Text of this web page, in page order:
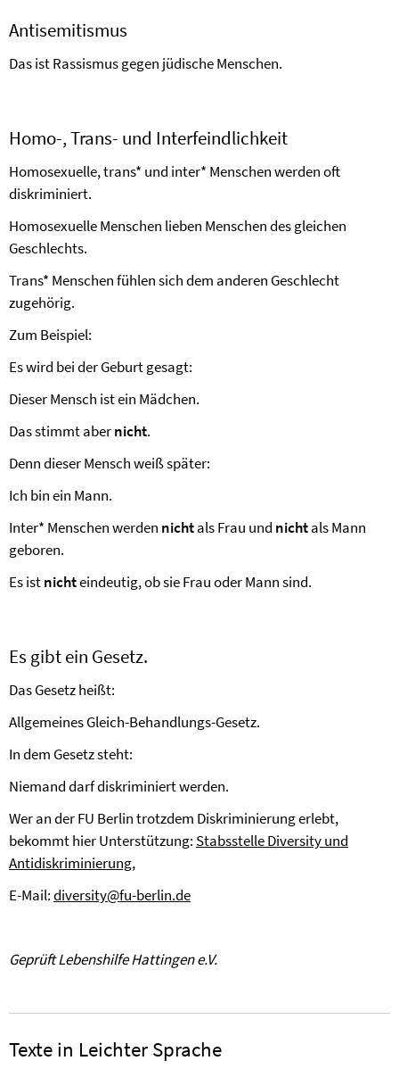
Antisemitismus
Das ist Rassismus gegen jüdische Menschen.
Homo-, Trans- und Interfeindlichkeit
Homosexuelle, trans* und inter* Menschen werden oft
diskriminiert.
Homosexuelle Menschen lieben Menschen des gleichen
Geschlechts.
Trans* Menschen fühlen sich dem anderen Geschlecht
zugehörig.
Zum Beispiel:
Es wird bei der Geburt gesagt:
Dieser Mensch ist ein Mädchen.
Das stimmt abernicht.
Denn dieser Mensch weiß später:
Ich bin ein Mann.
Inter* Menschen werden nichtals Frau und nichtals Mann
geboren.
Es istnichteindeutig, ob sie Frau oder Mann sind.
Es gibt ein Gesetz.
Das Gesetz heißt:
Allgemeines Gleich-Behandlungs-Gesetz.
In dem Gesetz steht:
Niemand darf diskriminiert werden.
Wer an der FU Berlin trotzdem Diskriminierung erlebt,
bekommt hier Unterstützung: Stabsstelle Diversity und
Antidiskriminierung,
E-Mail:diversity@fu-berlin.de
Geprüft Lebenshilfe Hattingen e.V.
Texte in Leichter Sprache